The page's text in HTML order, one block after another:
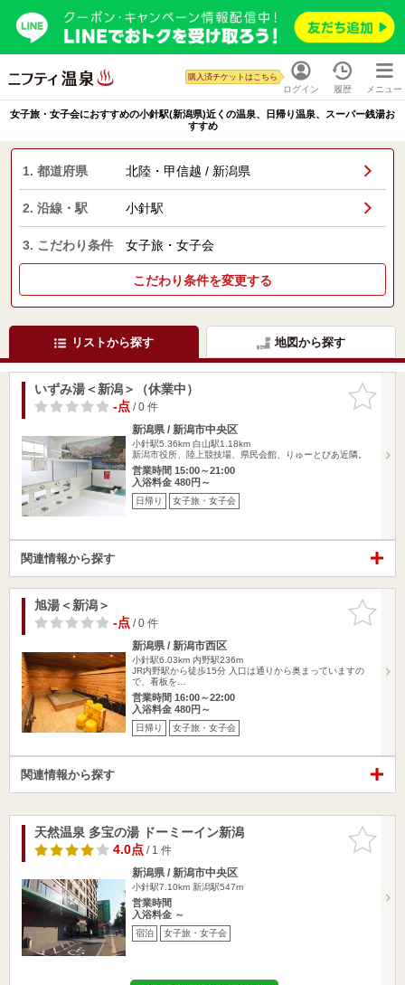
ログイン
購入済チケットはこちら
履歴 メニュー
女子旅・女子会におすすめの小針駅(新潟県)近くの温泉、日帰り温泉、スーパー銭湯お
すすめ
1. 都道府県 北陸・甲信越 / 新潟県
2. 沿線・駅 小針駅
3. こだわり条件 女子旅・女子会
こだわり条件を変更する
リストから探す 地図から探す
お気に入
りに追加
いずみ湯＜新潟＞（休業中）
-点/ 0 件
新潟県 / 新潟市中央区
小針駅5.36km 白山駅1.18km
新潟市役所、陸上競技場、県民会館、りゅーとぴあ近隣。
営業時間 15:00～21:00
入浴料金 480円～
日帰り 女子旅・女子会
関連情報から探す
お気に入
りに追加
旭湯＜新潟＞
-点/ 0 件
新潟県 / 新潟市西区
小針駅6.03km 内野駅236m
JR内野駅から徒歩15分 入口は通りから奥まっていますの
で、看板を…
営業時間 16:00～22:00
入浴料金 480円～
日帰り 女子旅・女子会
関連情報から探す
お気に入
りに追加
天然温泉 多宝の湯 ドーミーイン新潟
4.0点/ 1 件
新潟県 / 新潟市中央区
小針駅7.10km 新潟駅547m
営業時間
入浴料金 ～
宿泊 女子旅・女子会